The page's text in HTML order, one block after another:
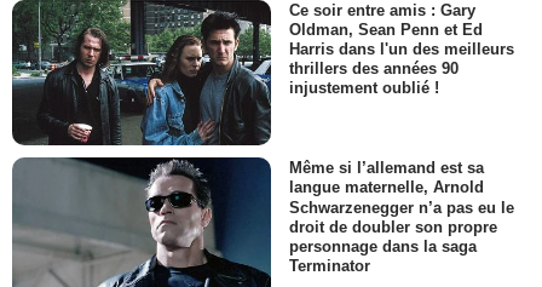
Ce soir entre amis : Gary
Oldman, Sean Penn et Ed
Harris dans l'un des meilleurs
thrillers des années 90
injustement oublié !
Même si l’allemand est sa
langue maternelle, Arnold
Schwarzenegger n’a pas eu le
droit de doubler son propre
personnage dans la saga
Terminator